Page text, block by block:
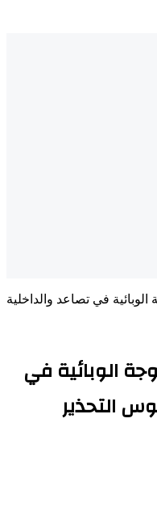
الوبائية في تصاعد والداخلية
الوبائية في
التحذير